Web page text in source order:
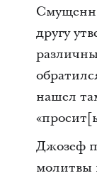
другу
нашел
Джозеф
молитвы